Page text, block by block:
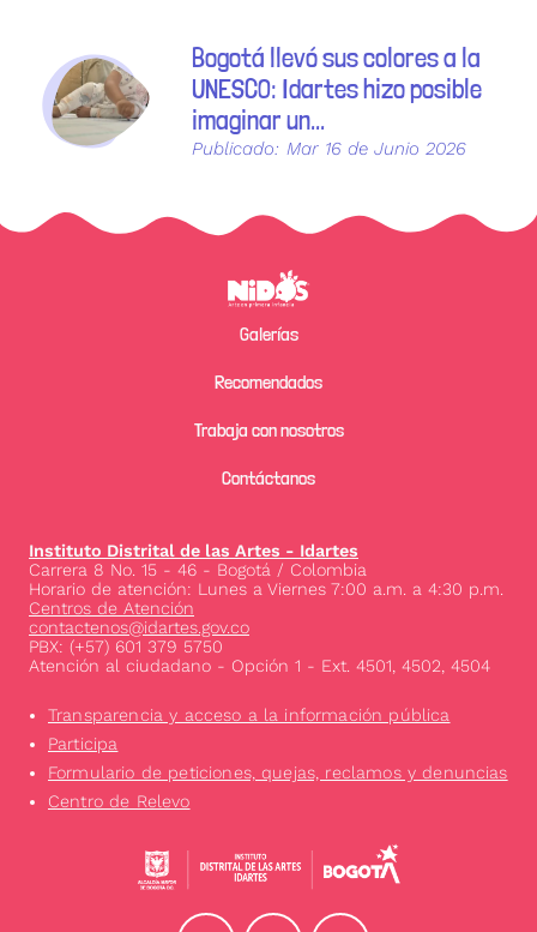
Bogotá llevó sus colores a la
UNESCO: Idartes hizo posible
imaginar un...
Publicado: Mar 16 de Junio 2026
Pie de página
Galerías
Recomendados
Trabaja con nosotros
Contáctanos
Instituto Distrital de las Artes - Idartes
Carrera 8 No. 15 - 46 - Bogotá / Colombia
Horario de atención: Lunes a Viernes 7:00 a.m. a 4:30 p.m.
Centros de Atención
contactenos@idartes.gov.co
PBX: (+57) 601 379 5750
Atención al ciudadano - Opción 1 - Ext. 4501, 4502, 4504
Transparencia y acceso a la información pública
Participa
Formulario de peticiones, quejas, reclamos y denuncias
Centro de Relevo